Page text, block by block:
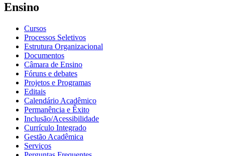
Ensino
Cursos
Processos Seletivos
Estrutura Organizacional
Documentos
Câmara de Ensino
Fóruns e debates
Projetos e Programas
Editais
Calendário Acadêmico
Permanência e Êxito
Inclusão/Acessibilidade
Currículo Integrado
Gestão Acadêmica
Serviços